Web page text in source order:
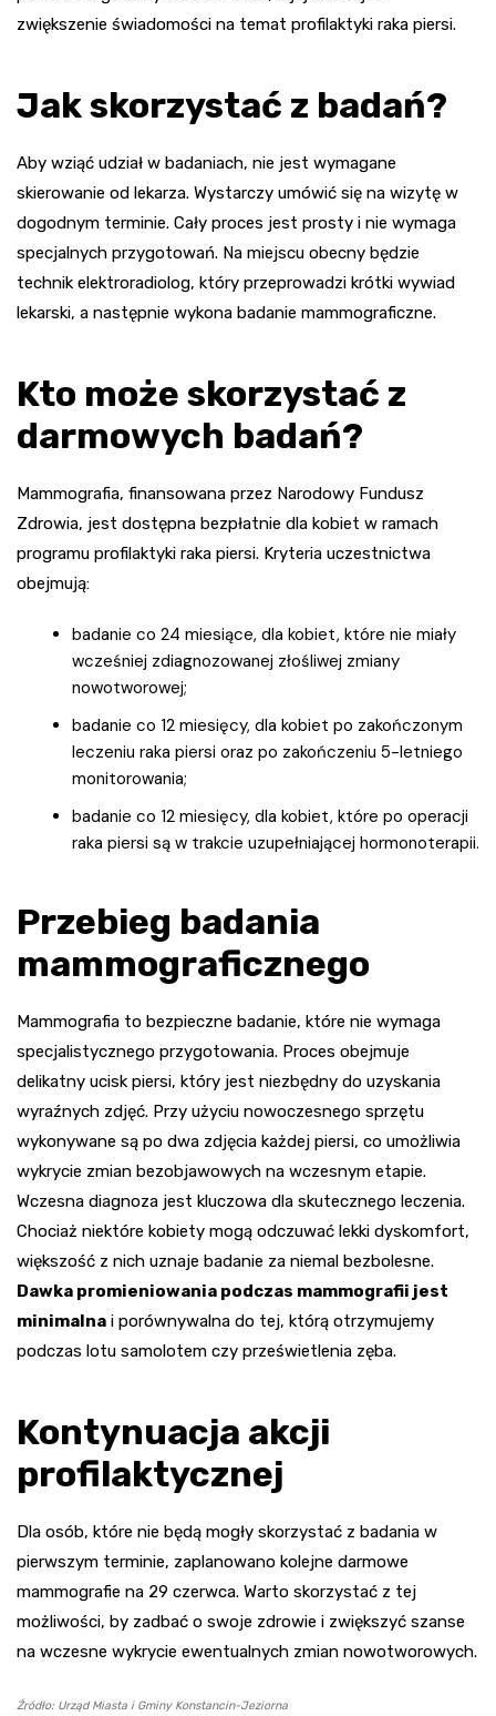
zwiększenie świadomości na temat profilaktyki raka piersi.
Jak skorzystać z badań?
Aby wziąć udział w badaniach, nie jest wymagane
skierowanie od lekarza. Wystarczy umówić się na wizytę w
dogodnym terminie. Cały proces jest prosty i nie wymaga
specjalnych przygotowań. Na miejscu obecny będzie
technik elektroradiolog, który przeprowadzi krótki wywiad
lekarski, a następnie wykona badanie mammograficzne.
Kto może skorzystać z
darmowych badań?
Mammografia, finansowana przez Narodowy Fundusz
Zdrowia, jest dostępna bezpłatnie dla kobiet w ramach
programu profilaktyki raka piersi. Kryteria uczestnictwa
obejmują:
badanie co 24 miesiące, dla kobiet, które nie miały
wcześniej zdiagnozowanej złośliwej zmiany
nowotworowej;
badanie co 12 miesięcy, dla kobiet po zakończonym
leczeniu raka piersi oraz po zakończeniu 5-letniego
monitorowania;
badanie co 12 miesięcy, dla kobiet, które po operacji
raka piersi są w trakcie uzupełniającej hormonoterapii.
Przebieg badania
mammograficznego
Mammografia to bezpieczne badanie, które nie wymaga
specjalistycznego przygotowania. Proces obejmuje
delikatny ucisk piersi, który jest niezbędny do uzyskania
wyraźnych zdjęć. Przy użyciu nowoczesnego sprzętu
wykonywane są po dwa zdjęcia każdej piersi, co umożliwia
wykrycie zmian bezobjawowych na wczesnym etapie.
Wczesna diagnoza jest kluczowa dla skutecznego leczenia.
Chociaż niektóre kobiety mogą odczuwać lekki dyskomfort,
większość z nich uznaje badanie za niemal bezbolesne.
Dawka promieniowania podczas mammografii jest
minimalna i porównywalna do tej, którą otrzymujemy
podczas lotu samolotem czy prześwietlenia zęba.
Kontynuacja akcji
profilaktycznej
Dla osób, które nie będą mogły skorzystać z badania w
pierwszym terminie, zaplanowano kolejne darmowe
mammografie na 29 czerwca. Warto skorzystać z tej
możliwości, by zadbać o swoje zdrowie i zwiększyć szanse
na wczesne wykrycie ewentualnych zmian nowotworowych.
Źródło: Urząd Miasta i Gminy Konstancin-Jeziorna